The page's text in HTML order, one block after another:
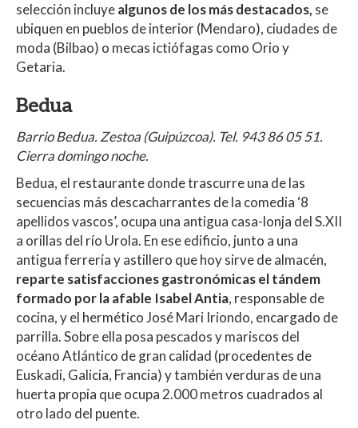
selección incluyealgunos de los más destacados, se
ubiquen en pueblos de interior (Mendaro), ciudades de
moda (Bilbao) o mecas ictiófagas como Orio y
Getaria.
Bedua
Barrio Bedua. Zestoa (Guipúzcoa). Tel. 943 86 05 51.
Cierra domingo noche.
Bedua, el restaurante donde trascurre una de las
secuencias más descacharrantes de la comedia ‘8
apellidos vascos’, ocupa una antigua casa-lonja del S.XII
a orillas del río Urola. En ese edificio, junto a una
antigua ferrería y astillero que hoy sirve de almacén,
reparte satisfacciones gastronómicas el tándem
formado por la afable Isabel Antia, responsable de
cocina, y el hermético José Mari Iriondo, encargado de
parrilla. Sobre ella posa pescados y mariscos del
océano Atlántico de gran calidad (procedentes de
Euskadi, Galicia, Francia) y también verduras de una
huerta propia que ocupa 2.000 metros cuadrados al
otro lado del puente.